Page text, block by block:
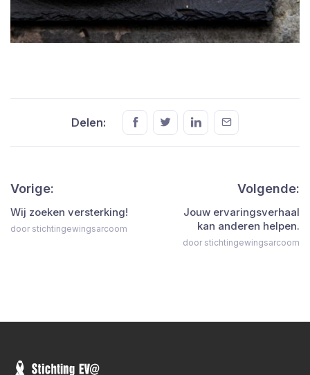
Delen:
Vorige:
Wij zoeken versterking!
door stichtingewingsarcoom
Volgende:
Jouw ervaringsverhaal
kan anderen helpen.
door stichtingewingsarcoom